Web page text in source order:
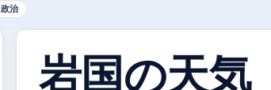
政治
岩国の天気